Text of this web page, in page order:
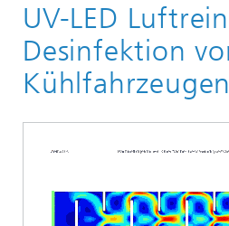
Projekte und Produkte
UV-LED
Desinfektion